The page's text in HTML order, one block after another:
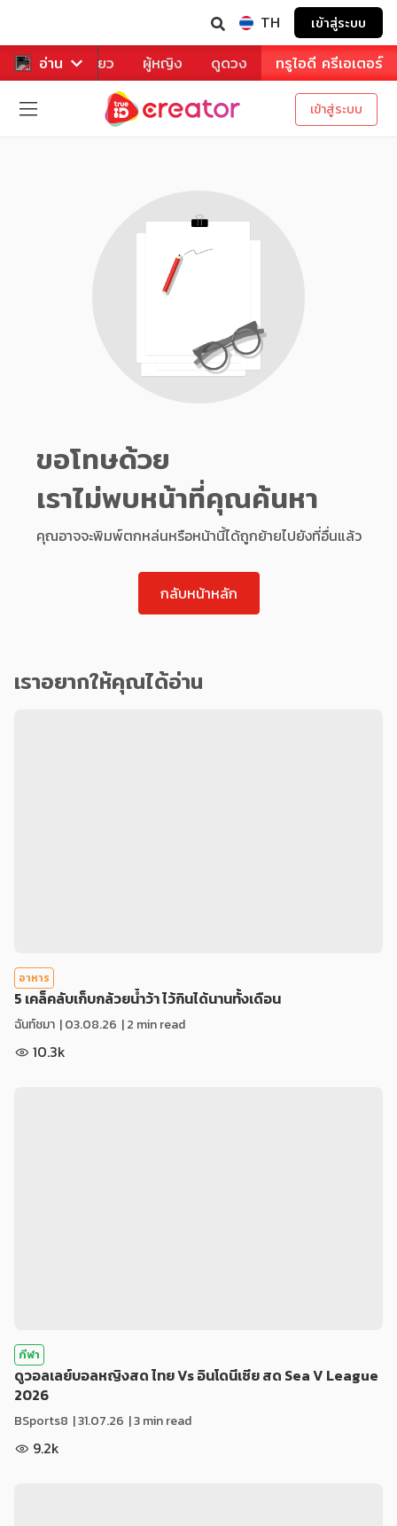
TH เข้าสู่ระบบ
อ่าน
หาร ท่องเที่ยว ผู้หญิง ดูดวง ทรูไอดี ครีเอเตอร์
เข้าสู่ระบบ
ขอโทษด้วย
เราไม่พบหน้าที่คุณค้นหา
คุณอาจจะพิมพ์ตกหล่นหรือหน้านี้ได้ถูกย้ายไปยังที่อื่นแล้ว
กลับหน้าหลัก
เราอยากให้คุณได้อ่าน
อาหาร
5 เคล็คลับเก็บกล้วยน้ำว้า ไว้กินได้นานทั้งเดือน
ฉันท์ชมา |03.08.26 | 2 min read
10.3k
กีฬา
ดูวอลเลย์บอลหญิงสด ไทย Vs อินโดนีเซีย สด Sea V League
2026
BSports8 |31.07.26 | 3 min read
9.2k